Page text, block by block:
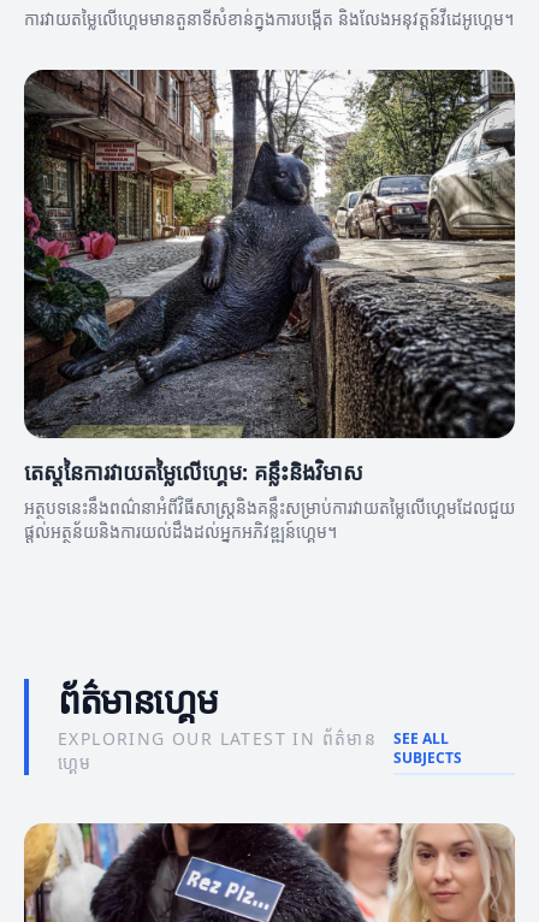
ការវាយតម្លៃលើហ្គេមមានតួនាទីសំខាន់ក្នុងការបង្កើត និងលែងអនុវត្តន៍វីដេអូហ្គេម។
តេស្តនៃការវាយតម្លៃលើហ្គេម: គន្លឹះនិងវិមាស
អត្ថបទនេះនឹងពណ៌នាអំពីវិធីសាស្ត្រនិងគន្លឹះសម្រាប់ការវាយតម្លៃលើហ្គេមដែលជួយ
ផ្តល់អត្ថន័យនិងការយល់ដឹងដល់អ្នកអភិវឌ្ឍន៍ហ្គេម។
ព័ត៌មានហ្គេម
EXPLORING OUR LATEST IN ព័ត៌មាន
ហ្គេម
SEE ALL
SUBJECTS